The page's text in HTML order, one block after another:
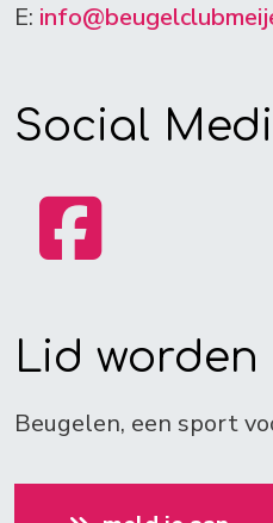
E:
Social
Lid worden
Beugelen, een sport